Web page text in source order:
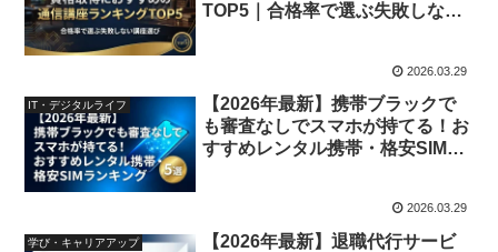
TOP5｜合格率で選ぶ失敗しない
2026.03.29
IT・デジタルライフ
【2026年最新】携帯ブラックで
も審査なしでスマホが持てる！お
すすめレンタル携帯・格安SIMラ
2026.03.29
学び・キャリアアップ
【2026年最新】退職代行サービ